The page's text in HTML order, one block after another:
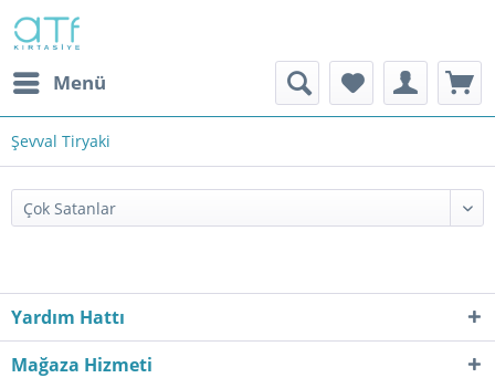
Menü
Şevval Tiryaki
Yardım Hattı
Mağaza Hizmeti